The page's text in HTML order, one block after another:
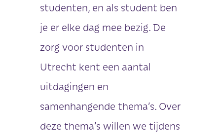
studenten, en als student ben
je er elke dag mee bezig. De
zorg voor studenten in
Utrecht kent een aantal
uitdagingen en
samenhangende thema’s. Over
deze thema’s willen we tijdens